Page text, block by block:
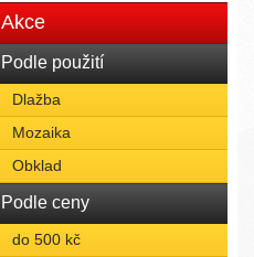
Akce
Podle použití
Dlažba
Mozaika
Obklad
Podle ceny
do 500 kč